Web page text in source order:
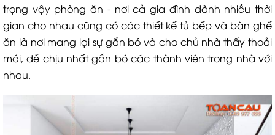
trọng vậy phòng ăn - nơi cả gia đình dành nhiều thời
gian cho nhau cũng có các thiết kế tủ bếp và bàn ghế
ăn là nơi mang lại sự gắn bó và cho chủ nhà thấy thoải
mái, dễ chịu nhất gắn bó các thành viên trong nhà với
nhau.